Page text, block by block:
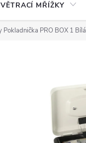
VĚTRACÍ MŘÍŽKY
Pokladnička PRO BOX 1 Bílá